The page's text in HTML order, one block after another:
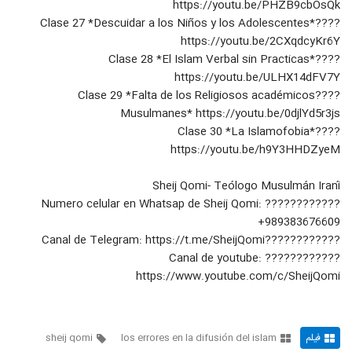
58
difusión del Islam, Sheij Qomi
59
#FullHD Clase 29, Falta de los
Religiosos académicos Musulmanes
en la difusión del Islam, Sheij Qomi
۱۷ بازدید
60
#EnVivo Clase 29, Falta De
Académicos Musulmanes, Los
errores en la Difusión del Islam,
Sheij Qomi
Islamofobia y otros obstaculos en
la difusión del Islam, Sheij Qomi
۱۴ بازدید
62
#EnVivo Clase 30, La Islamofobia y
los obstaculos en la difusión del
Islam, La Última Clase
https://youtu.be/PHZB9cbOsQk
????Clase 27 *Descuidar a los Niños y los Adolescentes*
https://youtu.be/2CXqdcyKr6Y
????Clase 28 *El Islam Verbal sin Practicas*
https://youtu.be/ULHX14dFV7Y
????Clase 29 *Falta de los Religiosos académicos
Musulmanes* https://youtu.be/0djlYd5r3js
????Clase 30 *La Islamofobia*
https://youtu.be/h9Y3HHDZyeM
Sheij Qomi- Teólogo Musulmán Iraní
???????????? Numero celular en Whatsap de Sheij Qomi:
+989383676609
????????????Canal de Telegram: https://t.me/SheijQomi
???????????? Canal de youtube:
https://www.youtube.com/c/SheijQomi
فیلم los errores en la difusión del islam
sheij qomi